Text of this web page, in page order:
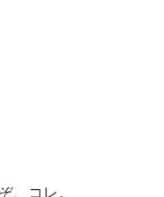
、コレ。